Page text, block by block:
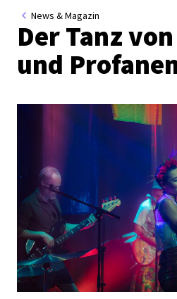
News & Magazin
Der Tanz
und